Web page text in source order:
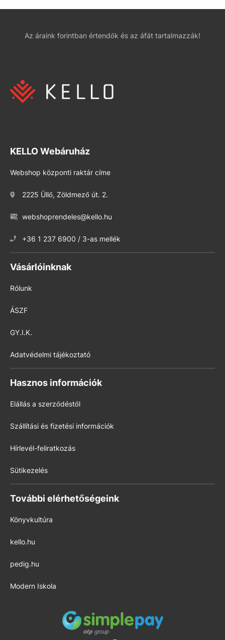
Az áraink forintban értendők és az áfát tartalmazzák!
KELLO Webáruház
Webshop központi raktár címe
2225 Üllő, Zöldmező út. 2.
webshoprendeles@kello.hu
+36 1 237 6900 / 3-as mellék
Vásárlóinknak
Rólunk
ÁSZF
GY.I.K.
Adatvédelmi tájékoztató
Hasznos információk
Elállás a szerződéstől
Szállítási és fizetési információk
Hírlevél-feliratkozás
Sütikezelés
További elérhetőségeink
Könyvkultúra
kello.hu
pedig.hu
Modern Iskola